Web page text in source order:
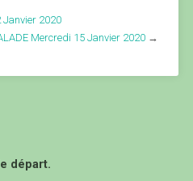
Janvier 2020
Mercredi 15 Janvier 2020 →
départ.